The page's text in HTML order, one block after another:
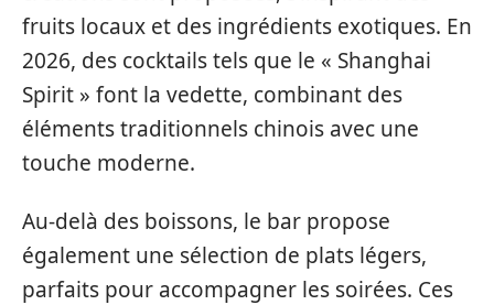
fruits locaux et des ingrédients exotiques. En
2026, des cocktails tels que le « Shanghai
Spirit » font la vedette, combinant des
éléments traditionnels chinois avec une
touche moderne.
Au-delà des boissons, le bar propose
également une sélection de plats légers,
parfaits pour accompagner les soirées. Ces